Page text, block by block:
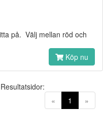
på. Välj mellan röd och
Köp nu
« 1 (current)
»
Resultatsidor: